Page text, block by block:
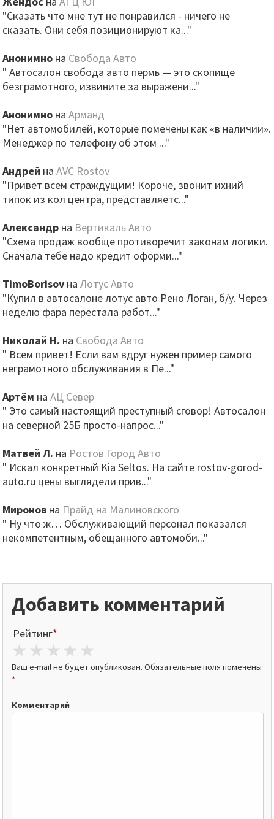
"Сказать что мне тут не понравился - ничего не
сказать. Они себя позиционируют ка..."
Анонимно на Свобода Авто
" Автосалон свобода авто пермь — это скопище
безграмотного, извините за выражени..."
Анонимно наАрманд
"Нет автомобилей, которые помечены как «в наличии».
Менеджер по телефону об этом ..."
Андрей наAVC Rostov
"Привет всем страждущим! Короче, звонит ихний
типок из кол центра, представляетс..."
Александр на Вертикаль Авто
"Схема продаж вообще противоречит законам логики.
Сначала тебе надо кредит оформи..."
TimoBorisov наЛотус Авто
"Купил в автосалоне лотус авто Рено Логан, б/у. Через
неделю фара перестала работ..."
Николай Н. на Свобода Авто
" Всем привет! Если вам вдруг нужен пример самого
неграмотного обслуживания в Пе..."
Артём наАЦ Север
" Это самый настоящий преступный сговор! Автосалон
на северной 25Б просто-напрос..."
Матвей Л. на Ростов Город Авто
" Искал конкретный Kia Seltos. На сайте rostov-gorod-
auto.ru цены выглядели прив..."
Миронов на Прайд на Малиновского
" Ну что ж… Обслуживающий персонал показался
некомпетентным, обещанного автомоби..."
Добавить комментарий
Рейтинг*
4 stars
3 stars
2 stars
1 star
Ваш e-mail не будет опубликован. Обязательные поля помечены
*
Комментарий